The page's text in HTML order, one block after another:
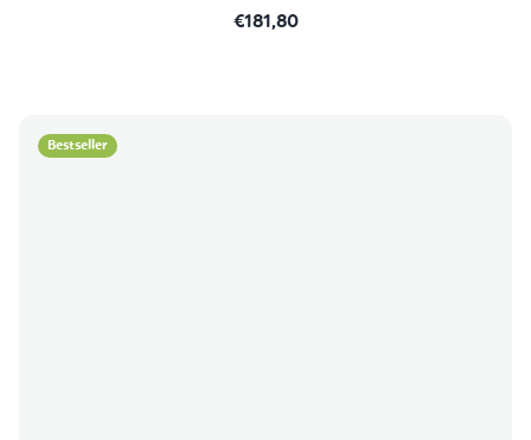
€181,80
Bestseller